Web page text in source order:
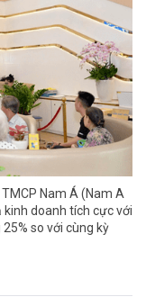
Nam Á (Nam A
kinh doanh tích cực với
so với cùng kỳ